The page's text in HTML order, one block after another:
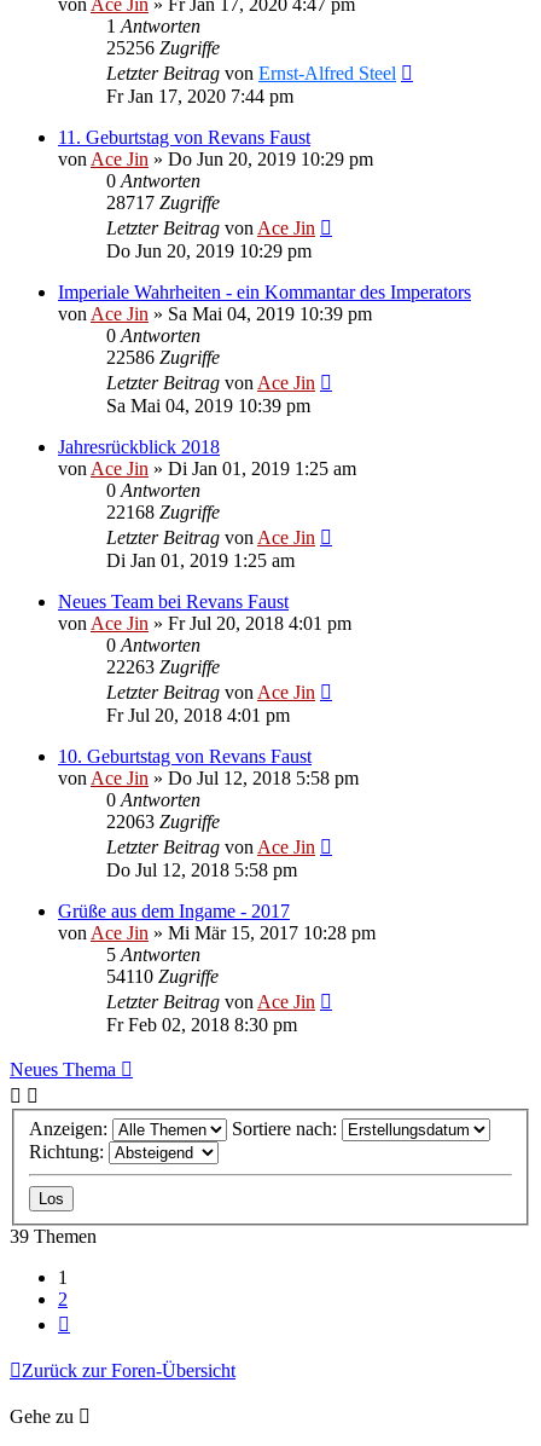
von Ace Jin » Fr Jan 17, 2020 4:47 pm
1 Antworten
25256 Zugriffe
Letzter Beitrag von Ernst-Alfred Steel
Fr Jan 17, 2020 7:44 pm
11. Geburtstag von Revans Faust
von Ace Jin » Do Jun 20, 2019 10:29 pm
0 Antworten
28717 Zugriffe
Letzter Beitrag von Ace Jin
Do Jun 20, 2019 10:29 pm
Imperiale Wahrheiten - ein Kommantar des Imperators
von Ace Jin » Sa Mai 04, 2019 10:39 pm
0 Antworten
22586 Zugriffe
Letzter Beitrag von Ace Jin
Sa Mai 04, 2019 10:39 pm
Jahresrückblick 2018
von Ace Jin » Di Jan 01, 2019 1:25 am
0 Antworten
22168 Zugriffe
Letzter Beitrag von Ace Jin
Di Jan 01, 2019 1:25 am
Neues Team bei Revans Faust
von Ace Jin » Fr Jul 20, 2018 4:01 pm
0 Antworten
22263 Zugriffe
Letzter Beitrag von Ace Jin
Fr Jul 20, 2018 4:01 pm
10. Geburtstag von Revans Faust
von Ace Jin » Do Jul 12, 2018 5:58 pm
0 Antworten
22063 Zugriffe
Letzter Beitrag von Ace Jin
Do Jul 12, 2018 5:58 pm
Grüße aus dem Ingame - 2017
von Ace Jin » Mi Mär 15, 2017 10:28 pm
5 Antworten
54110 Zugriffe
Letzter Beitrag von Ace Jin
Fr Feb 02, 2018 8:30 pm
Neues Thema
Anzeigen:
Sortiere nach:
Richtung:
39 Themen
1
2
Zurück zur Foren-Übersicht
Gehe zu